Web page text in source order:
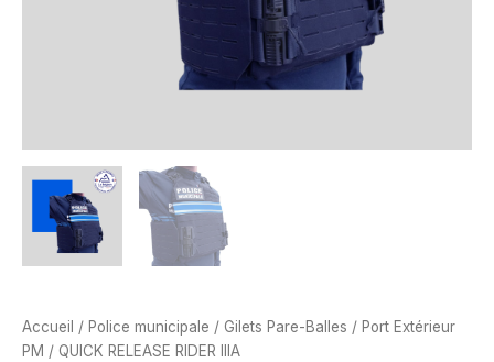
Accueil / Police municipale / Gilets Pare-Balles / Port Extérieur
PM / QUICK RELEASE RIDER IIIA